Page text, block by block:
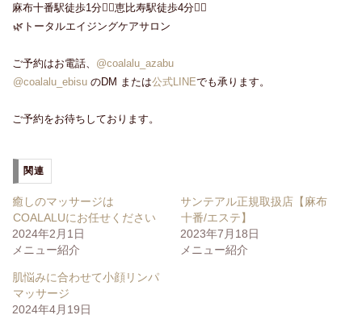
麻布十番駅徒歩1分🚶‍♀️恵比寿駅徒歩4分🚶‍♀️
🌿トータルエイジングケアサロン
ご予約はお電話、 @coalalu_azabu
@coalalu_ebisu のDM または公式LINEでも承ります。
ご予約をお待ちしております。
関連
癒しのマッサージは
COALALUにお任せください
2024年2月1日
メニュー紹介
サンテアル正規取扱店【麻布
十番/エステ】
2023年7月18日
メニュー紹介
肌悩みに合わせて小顔リンパ
マッサージ
2024年4月19日